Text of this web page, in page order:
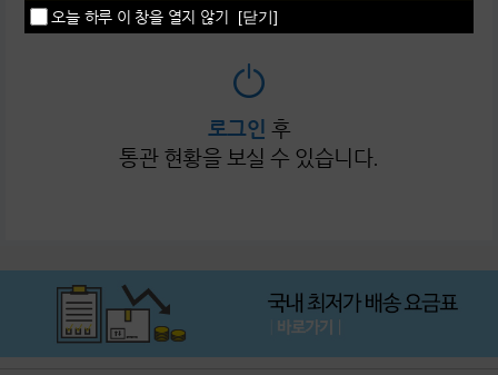
오늘 하루 이 창을 열지 않기 [닫기]
로그인 후
통관 현황을 보실 수 있습니다.